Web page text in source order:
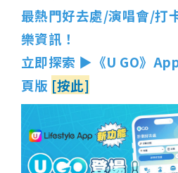
最熱門好去處/演唱會/打
樂資訊！
立即探索 ▶《U GO》
頁版 [按此]